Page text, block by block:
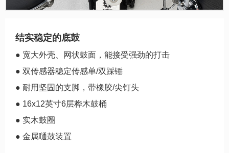
结实稳定的底鼓
● 宽大外壳、网状鼓面，能接受强劲的打击
● 双传感器稳定传感单/双踩锤
● 耐用坚固的支脚，带橡胶/尖钉头
● 16x12英寸6层桦木鼓桶
● 实木鼓圈
● 金属嗵鼓装置